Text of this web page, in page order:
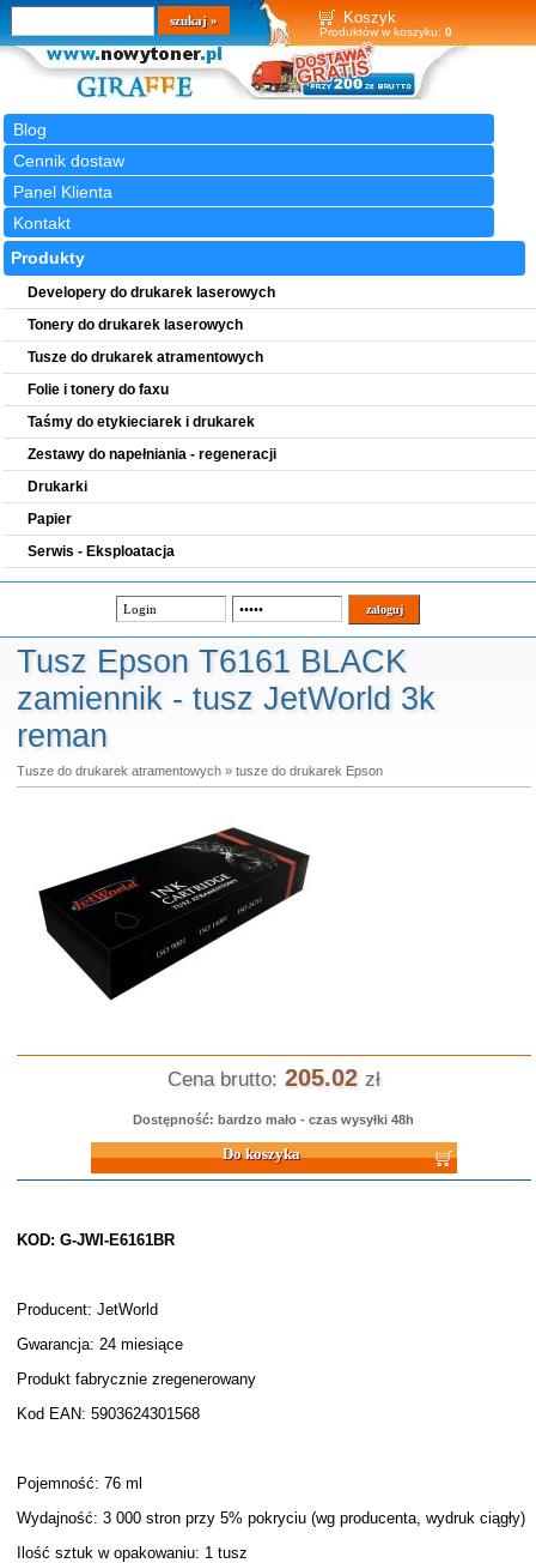
Koszyk
Produktów w koszyku: 0
Blog
Cennik dostaw
Panel Klienta
Kontakt
Wyszukiwarka
szukaj
Produkty
Developery do drukarek laserowych
Tonery do drukarek laserowych
Tusze do drukarek atramentowych
Folie i tonery do faxu
Taśmy do etykieciarek i drukarek
Zestawy do napełniania - regeneracji
Drukarki
Papier
Serwis - Eksploatacja
Tusz Epson T6161 BLACK
zamiennik - tusz JetWorld 3k
reman
Tusze do drukarek atramentowych» tusze do drukarek Epson
Cena brutto: 205.02 zł
Dostępność: bardzo mało - czas wysyłki 48h
Do koszyka
KOD: G-JWI-E6161BR
Producent: JetWorld
Gwarancja: 24 miesiące
Produkt fabrycznie zregenerowany
Kod EAN: 5903624301568
Pojemność: 76 ml
Wydajność: 3 000 stron przy 5% pokryciu (wg producenta, wydruk ciągły)
Ilość sztuk w opakowaniu: 1 tusz